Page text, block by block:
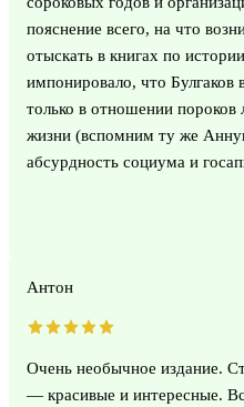
пояснение всего, на что
отыскать в книгах по
импонировало, что Булгаков
только в отношении пороков
жизни (вспомним ту же
абсурдность социума и
Антон
Очень необычное издание.
— красивые и интересные.